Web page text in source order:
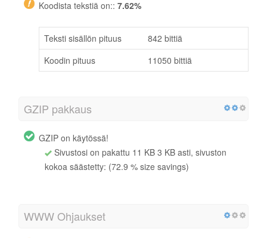
Koodista tekstiä on:: 7.62%
Teksti sisällön pituus
842 bittiä
Koodin pituus
11050 bittiä
GZIP pakkaus
GZIP on käytössä!
Sivustosi on pakattu 11 KB 3 KB asti, sivuston
kokoa säästetty: (72.9 % size savings)
WWW Ohjaukset